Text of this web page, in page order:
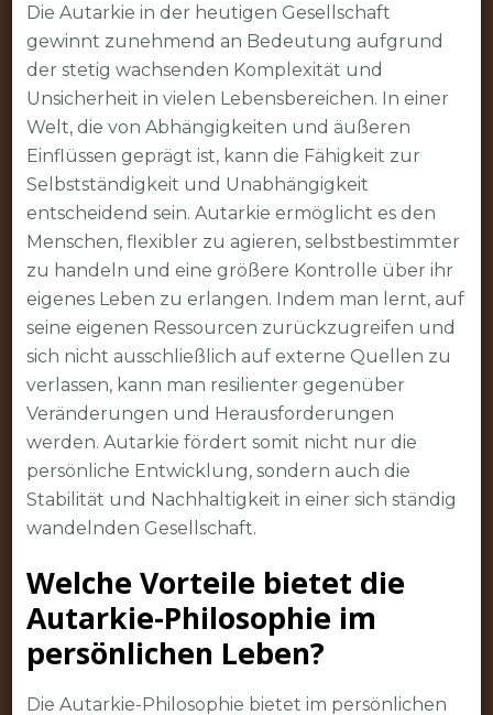
Die Autarkie in der heutigen Gesellschaft
gewinnt zunehmend an Bedeutung aufgrund
der stetig wachsenden Komplexität und
Unsicherheit in vielen Lebensbereichen. In einer
Welt, die von Abhängigkeiten und äußeren
Einflüssen geprägt ist, kann die Fähigkeit zur
Selbstständigkeit und Unabhängigkeit
entscheidend sein. Autarkie ermöglicht es den
Menschen, flexibler zu agieren, selbstbestimmter
zu handeln und eine größere Kontrolle über ihr
eigenes Leben zu erlangen. Indem man lernt, auf
seine eigenen Ressourcen zurückzugreifen und
sich nicht ausschließlich auf externe Quellen zu
verlassen, kann man resilienter gegenüber
Veränderungen und Herausforderungen
werden. Autarkie fördert somit nicht nur die
persönliche Entwicklung, sondern auch die
Stabilität und Nachhaltigkeit in einer sich ständig
wandelnden Gesellschaft.
Welche Vorteile bietet die
Autarkie-Philosophie im
persönlichen Leben?
Die Autarkie-Philosophie bietet im persönlichen